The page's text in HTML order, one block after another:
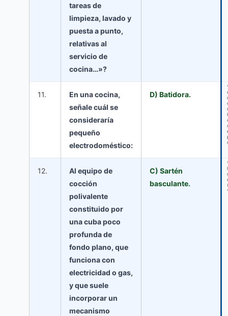
tareas de
limpieza, lavado y
puesta a punto,
relativas al
servicio de
cocina…»?
11.
En una cocina,
señale cuál se
consideraría
pequeño
electrodoméstico:
D) Batidora.
12.
Al equipo de
cocción
polivalente
constituido por
una cuba poco
profunda de
fondo plano, que
funciona con
electricidad o gas,
y que suele
incorporar un
mecanismo
C) Sartén
basculante.